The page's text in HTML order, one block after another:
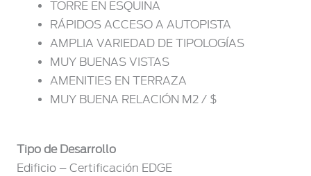
TORRE EN ESQUINA
RÁPIDOS ACCESO A AUTOPISTA
AMPLIA VARIEDAD DE TIPOLOGÍAS
MUY BUENAS VISTAS
AMENITIES EN TERRAZA
MUY BUENA RELACIÓN M2 / $
Tipo de Desarrollo
Edificio – Certificación EDGE